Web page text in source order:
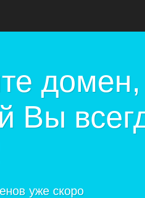
домен,
Вы
уже скоро